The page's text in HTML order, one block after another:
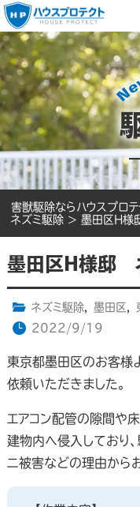
害獣駆除ならハウスプロ
ネズミ駆除 > 墨田区H様
墨田区H様邸
ネズミ駆除, 墨田区 ,
2022/9/19
東京都墨田区のお客様
依頼いただきました。
エアコン配管の隙間や
建物内へ侵入しており
ニ被害などの理由から